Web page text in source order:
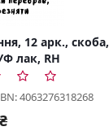
12 арк., скоба,
лак, RH
4063276318268